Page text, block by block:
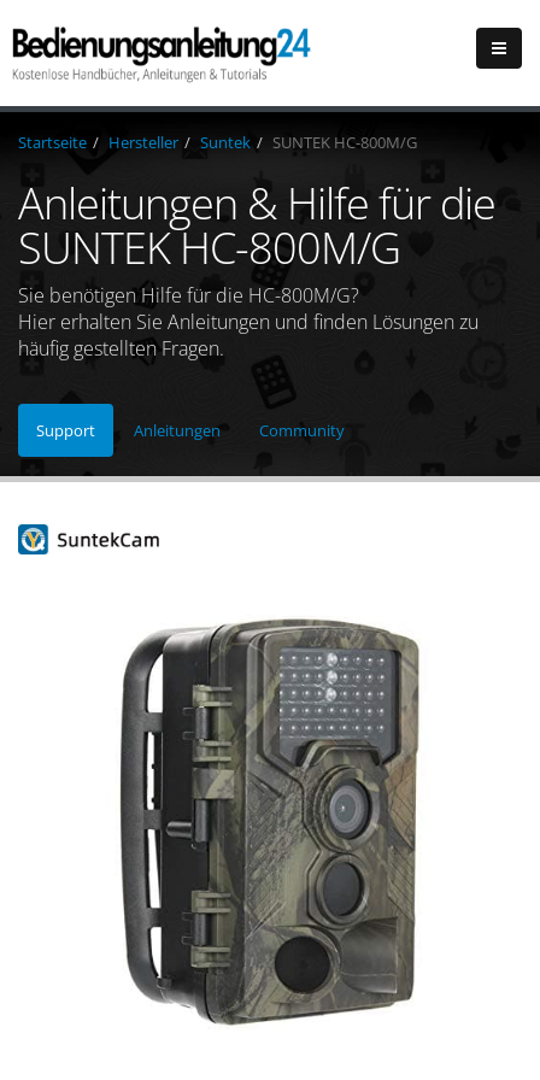
Startseite Hersteller Suntek SUNTEK HC-800M/G
Anleitungen & Hilfe für die
SUNTEK HC-800M/G
Sie benötigen Hilfe für die HC-800M/G?
Hier erhalten Sie Anleitungen und finden Lösungen zu
häufig gestellten Fragen.
Support Anleitungen Community